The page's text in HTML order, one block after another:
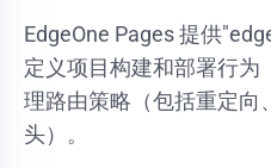
EdgeOne Pages 提供
定义项目构建和部署行为
理路由策略（包括重定向
头）。